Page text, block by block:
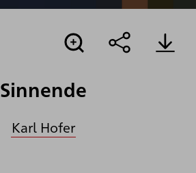
Sinnende
Karl Hofer